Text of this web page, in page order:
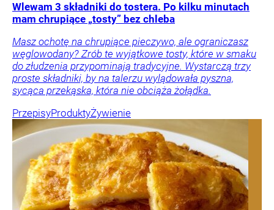
Wlewam 3 składniki do tostera. Po kilku minutach
mam chrupiące „tosty” bez chleba
Masz ochotę na chrupiące pieczywo, ale ograniczasz
węglowodany? Zrób te wyjątkowe tosty, które w smaku
do złudzenia przypominają tradycyjne. Wystarczą trzy
proste składniki, by na talerzu wylądowała pyszna,
sycąca przekąska, która nie obciąża żołądka.
PrzepisyProduktyŻywienie